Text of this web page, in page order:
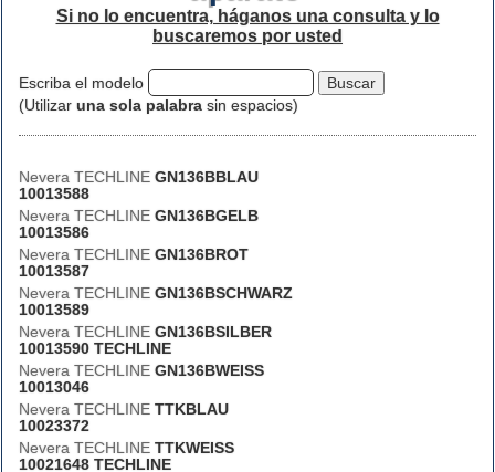
Si no lo encuentra, háganos una consulta y lo
buscaremos por usted
Escriba el modelo
(Utilizar una sola palabra sin espacios)
Nevera TECHLINE GN136BBLAU
10013588
Nevera TECHLINE GN136BGELB
10013586
Nevera TECHLINE GN136BROT
10013587
Nevera TECHLINE GN136BSCHWARZ
10013589
Nevera TECHLINE GN136BSILBER
10013590 TECHLINE
Nevera TECHLINE GN136BWEISS
10013046
Nevera TECHLINE TTKBLAU
10023372
Nevera TECHLINE TTKWEISS
10021648 TECHLINE